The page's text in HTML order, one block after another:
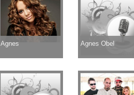
Agnes Agnes Obel